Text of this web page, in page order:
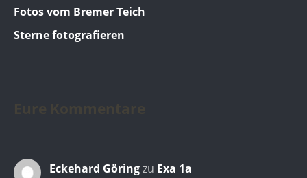
Fotos vom Bremer Teich
Sterne fotografieren
Eckehard Göringzu Exa 1a